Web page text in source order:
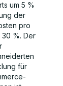
um 5 %
der
pro
30 %. Der
für